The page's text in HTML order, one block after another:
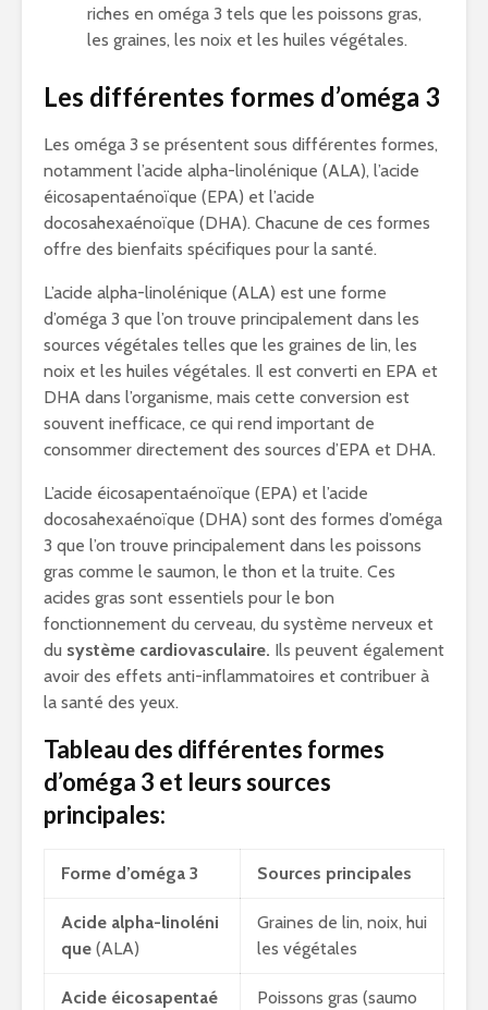
riches en oméga 3 tels que les poissons gras,
les graines, les noix et les huiles végétales.
Les différentes formes d’oméga 3
Les oméga 3 se présentent sous différentes formes,
notamment l’acide alpha-linolénique (ALA), l’acide
éicosapentaénoïque (EPA) et l’acide
docosahexaénoïque (DHA). Chacune de ces formes
offre des bienfaits spécifiques pour la santé.
L’acide alpha-linolénique (ALA) est une forme
d’oméga 3 que l’on trouve principalement dans les
sources végétales telles que les graines de lin, les
noix et les huiles végétales. Il est converti en EPA et
DHA dans l’organisme, mais cette conversion est
souvent inefficace, ce qui rend important de
consommer directement des sources d’EPA et DHA.
L’acide éicosapentaénoïque (EPA) et l’acide
docosahexaénoïque (DHA) sont des formes d’oméga
3 que l’on trouve principalement dans les poissons
gras comme le saumon, le thon et la truite. Ces
acides gras sont essentiels pour le bon
fonctionnement du cerveau, du système nerveux et
du système cardiovasculaire. Ils peuvent également
avoir des effets anti-inflammatoires et contribuer à
la santé des yeux.
Tableau des différentes formes
d’oméga 3 et leurs sources
principales:
Forme d’oméga 3 Sources principales
Acide alpha-linoléni
que (ALA)
Graines de lin, noix, hui
les végétales
Acide éicosapentaé
Poissons gras (saumo